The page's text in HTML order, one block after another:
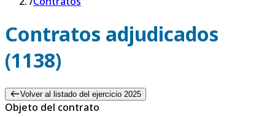
Contratos adjudicados
(1138)
Volver al listado del ejercicio 2025
Objeto del contrato